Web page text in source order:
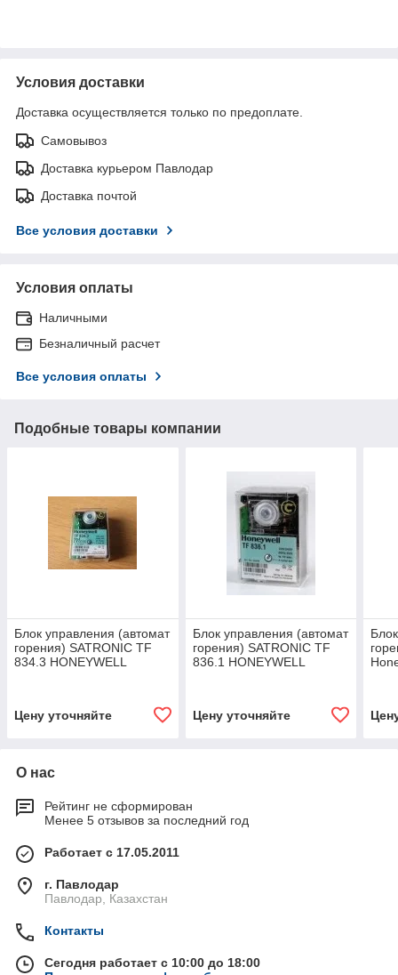
Условия доставки
Доставка осуществляется только по предоплате.
Самовывоз
Доставка курьером Павлодар
Доставка почтой
Все условия доставки
Условия оплаты
Наличными
Безналичный расчет
Все условия оплаты
Подобные товары компании
Блок управления (автомат
горения) SATRONIC TF
834.3 HONEYWELL
Цену уточняйте
Блок управления (автомат
горения) SATRONIC TF
836.1 HONEYWELL
Цену уточняйте
О нас
Рейтинг не сформирован
Менее 5 отзывов за последний год
Работает с 17.05.2011
г. Павлодар
Павлодар, Казахстан
Контакты
Сегодня работает с 10:00 до 18:00